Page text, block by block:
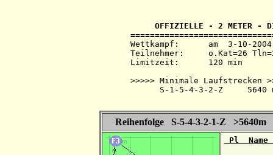
OFFIZIELLE - 2 METER -
Wettkampf:  	am  3-10-2004   ab 13.15 Uhr   im 2-m-Band
Teilnehmer: 	o.Kat=26 Tln=26 +Hel=27
Limitzeit:  	120 min
>>>>> Minimale Laufstrecken
S-1-5-4-3-2-Z     5640
Reihenfolge S-5-4-3-2-1-Z >5640m
Pl